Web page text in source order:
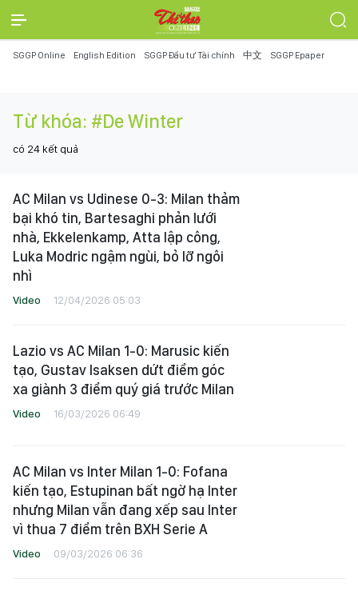
SGGP Online English Edition SGGP Đầu tư Tài chính 中文 SGGP Epaper
Từ khóa: #De Winter
có 24 kết quả
AC Milan vs Udinese 0-3: Milan thảm
bại khó tin, Bartesaghi phản lưới
nhà, Ekkelenkamp, Atta lập công,
Luka Modric ngậm ngùi, bỏ lỡ ngôi
nhì
Video 12/04/2026 05:03
Lazio vs AC Milan 1-0: Marusic kiến
tạo, Gustav Isaksen dứt điểm góc
xa giành 3 điểm quý giá trước Milan
Video 16/03/2026 06:49
AC Milan vs Inter Milan 1-0: Fofana
kiến tạo, Estupinan bất ngờ hạ Inter
nhưng Milan vẫn đang xếp sau Inter
vì thua 7 điểm trên BXH Serie A
Video 09/03/2026 06:36